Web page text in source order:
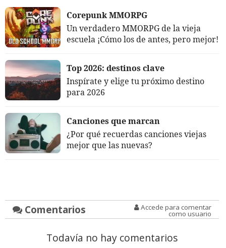
Corepunk MMORPG
Un verdadero MMORPG de la vieja
escuela ¡Cómo los de antes, pero mejor!
Top 2026: destinos clave
Inspírate y elige tu próximo destino
para 2026
Canciones que marcan
¿Por qué recuerdas canciones viejas
mejor que las nuevas?
Comentarios Accede para comentar
como usuario
Todavía no hay comentarios